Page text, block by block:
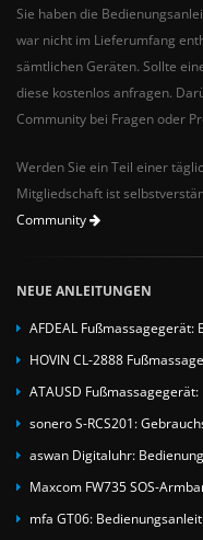
Sie haben die
war nicht im Lieferumfang
sämtlichen Geräten. Sollte
diese kostenlos anfragen.
Community bei Fragen oder
Werden Sie ein Teil einer
Mitgliedschaft ist
Community
NEUE ANLEITUNGEN
AFDEAL Fußmassagegerät:
HOVIN CL-2888
ATAUSD
sonero S-RCS201:
aswan Digitaluhr:
Maxcom FW735 SOS-
mfa GT06: